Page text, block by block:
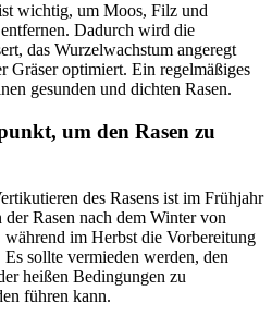
wichtig, um Moos, Filz und
Dadurch wird die
das Wurzelwachstum angeregt
Gräser optimiert. Ein regelmäßiges
gesunden und dichten Rasen.
um den Rasen zu
des Rasens ist im Frühjahr
Rasen nach dem Winter von
im Herbst die Vorbereitung
sollte vermieden werden, den
heißen Bedingungen zu
führen kann.